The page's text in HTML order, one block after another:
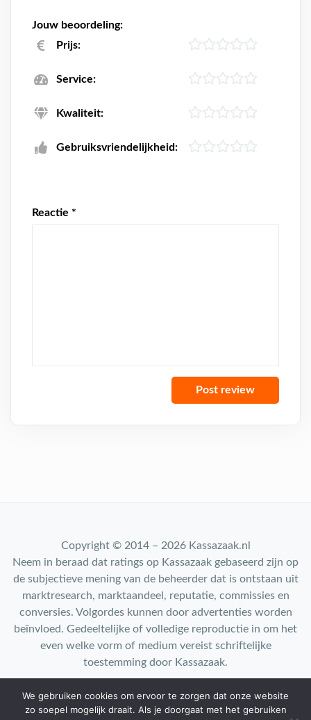
Jouw beoordeling:
Prijs:
Service:
Kwaliteit:
Gebruiksvriendelijkheid:
Reactie *
Copyright © 2014 – 2026 Kassazaak.nl
Neem in beraad dat ratings op Kassazaak gebaseerd zijn op
de subjectieve mening van de beheerder dat is ontstaan uit
marktresearch, marktaandeel, reputatie, commissies en
conversies. Volgordes kunnen door advertenties worden
beïnvloed. Gedeeltelijke of volledige reproductie in om het
even welke vorm of medium vereist schriftelijke
toestemming door Kassazaak.
Contact: info@kassazaak.nl
We gebruiken cookies om ervoor te zorgen dat onze website
zo soepel mogelijk draait. Als je doorgaat met het gebruiken